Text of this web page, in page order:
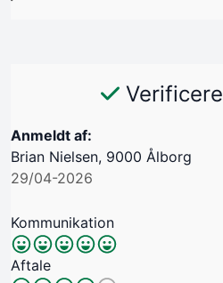
Anmeldt af:
Brian Nielsen, 9000 Ålborg
29/04-2026
Kommunikation
Aftale